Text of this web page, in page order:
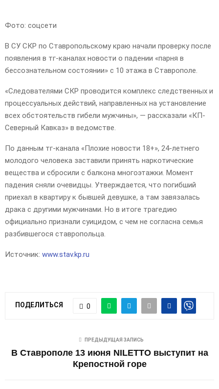
Фото: соцсети
В СУ СКР по Ставропольскому краю начали проверку после
появления в тг-каналах новости о падении «парня в
бессознательном состоянии» с 10 этажа в Ставрополе.
«Следователями СКР проводится комплекс следственных и
процессуальных действий, направленных на установление
всех обстоятельств гибели мужчины», — рассказали «КП-
Северный Кавказ» в ведомстве.
По данным тг-канала «Плохие новости 18+», 24-летнего
молодого человека заставили принять наркотические
вещества и сбросили с балкона многоэтажки. Момент
падения сняли очевидцы. Утверждается, что погибший
приехал в квартиру к бывшей девушке, а там завязалась
драка с другими мужчинами. Но в итоге трагедию
официально признали суицидом, с чем не согласна семья
разбившегося ставропольца.
Источник: www.stav.kp.ru
ПОДЕЛИТЬСЯ 0
ПРЕДЫДУЩАЯ ЗАПИСЬ
В Ставрополе 13 июня NILETTO выступит на
Крепостной горе